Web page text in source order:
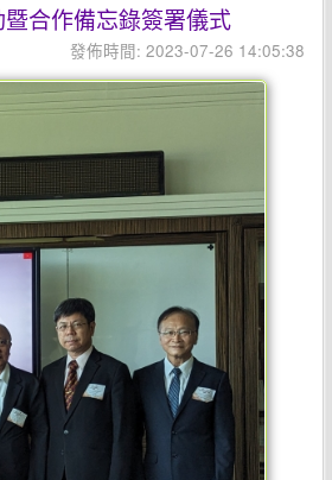
合作備忘錄簽署儀式
發佈時間: 2023-07-26 14:05:38